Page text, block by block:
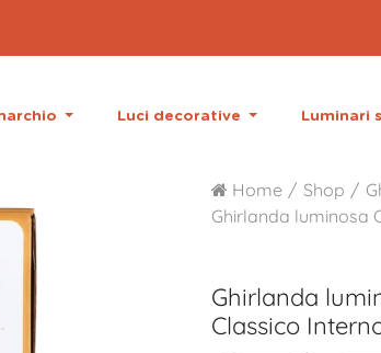
Luci decorative Luminari
Home Shop
Ghirlanda luminosa
Ghirlanda
Classico